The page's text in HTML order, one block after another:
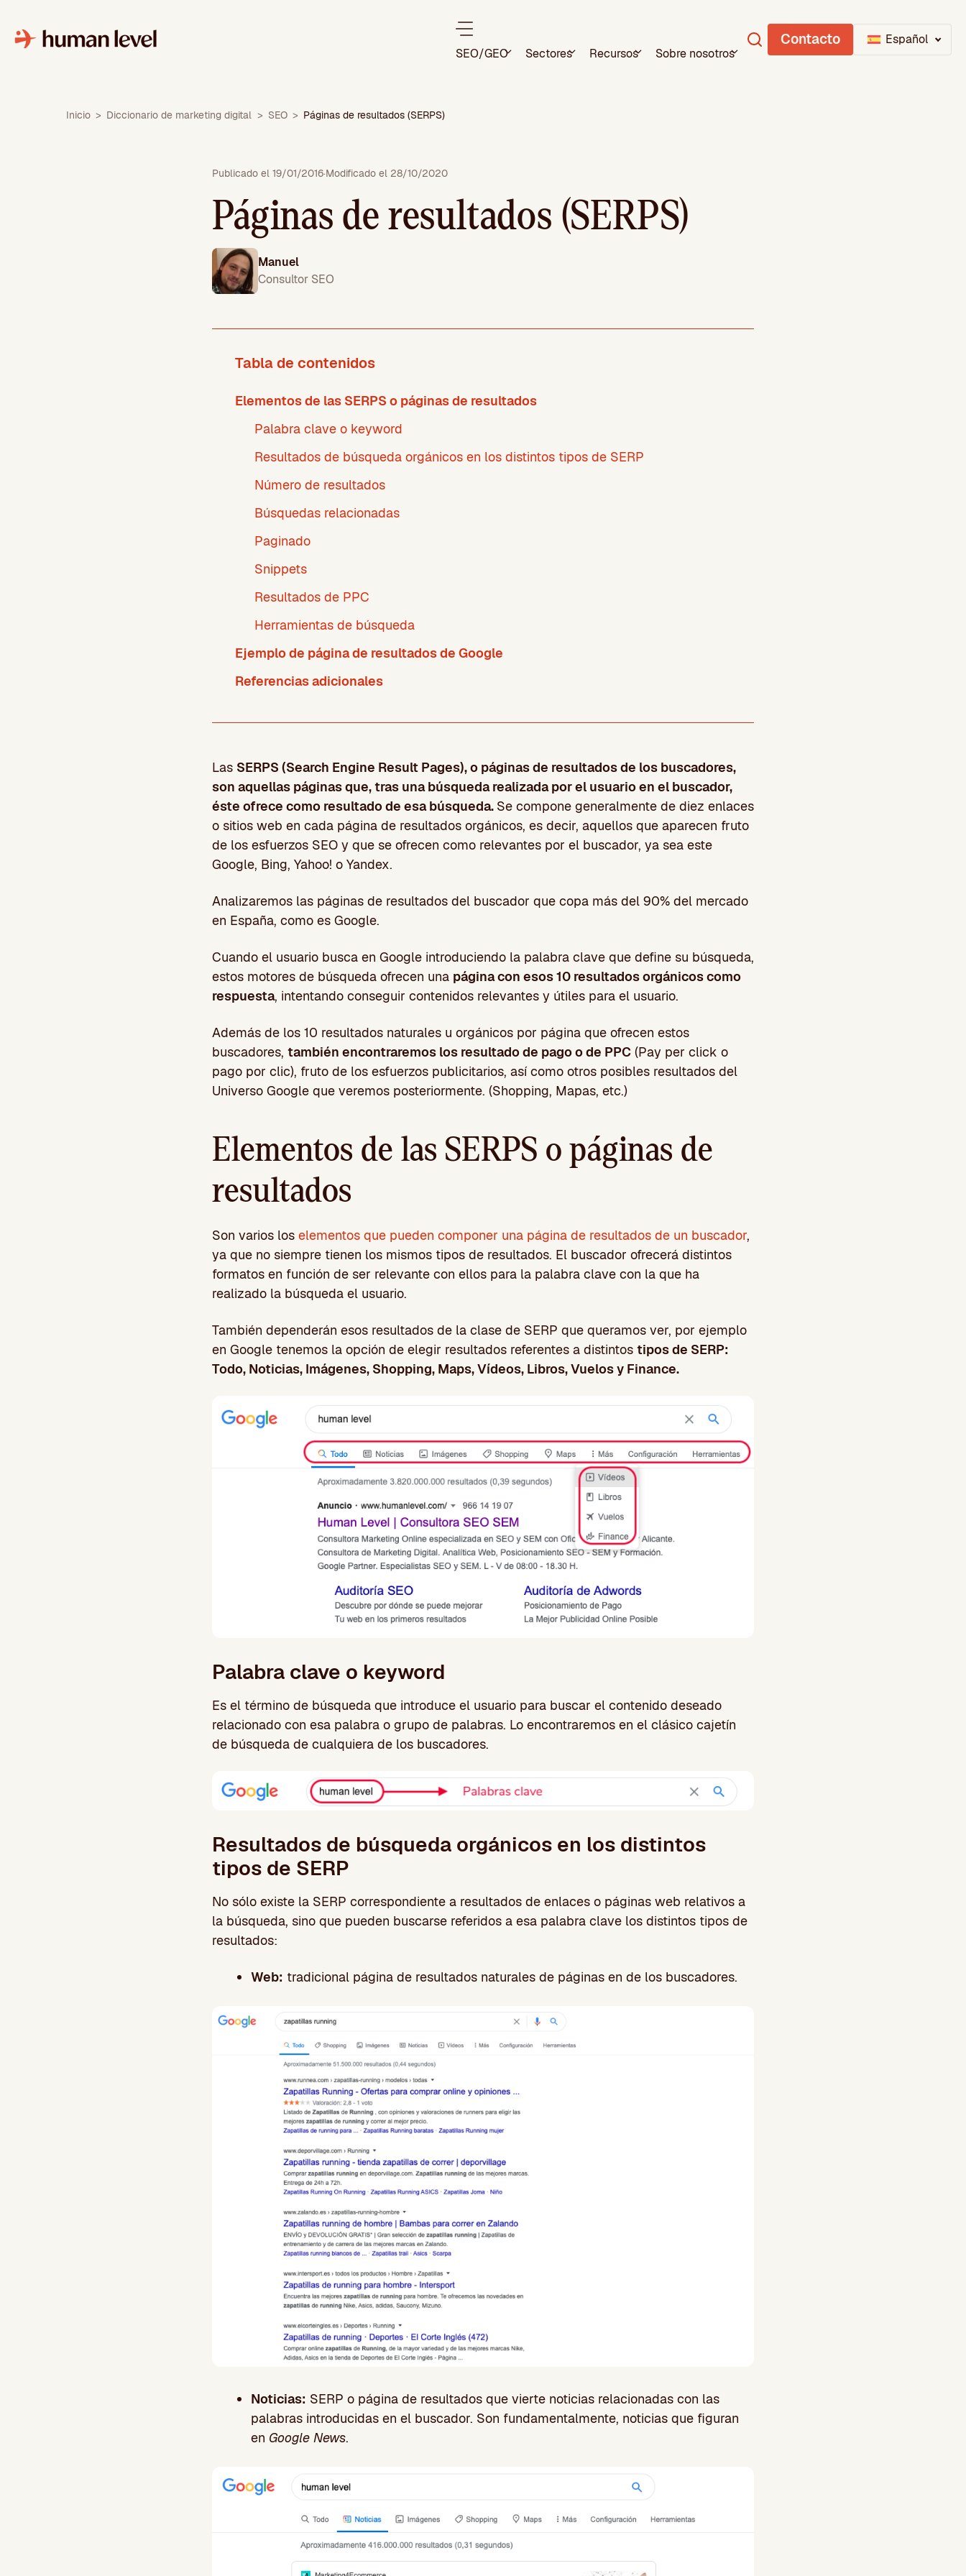
contenido
SEO/GEO Sectores Recursos Sobre nosotros
Contacto Español
Inicio > Diccionario de marketing digital > SEO > Páginas de resultados (SERPS)
Publicado el 19/01/2016·Modificado el 28/10/2020
Páginas de resultados (SERPS)
Manuel
Consultor SEO
Tabla de contenidos
Elementos de las SERPS o páginas de resultados
Palabra clave o keyword
Resultados de búsqueda orgánicos en los distintos tipos de SERP
Número de resultados
Búsquedas relacionadas
Paginado
Snippets
Resultados de PPC
Herramientas de búsqueda
Ejemplo de página de resultados de Google
Referencias adicionales
Las SERPS (Search Engine Result Pages), o páginas de resultados de los buscadores,
son aquellas páginas que, tras una búsqueda realizada por el usuario en el buscador,
éste ofrece como resultado de esa búsqueda. Se compone generalmente de diez enlaces
o sitios web en cada página de resultados orgánicos, es decir, aquellos que aparecen fruto
de los esfuerzos SEO y que se ofrecen como relevantes por el buscador, ya sea este
Google, Bing, Yahoo! o Yandex.
Analizaremos las páginas de resultados del buscador que copa más del 90% del mercado
en España, como es Google.
Cuando el usuario busca en Google introduciendo la palabra clave que define su búsqueda,
estos motores de búsqueda ofrecen una página con esos 10 resultados orgánicos como
respuesta, intentando conseguir contenidos relevantes y útiles para el usuario.
Además de los 10 resultados naturales u orgánicos por página que ofrecen estos
buscadores, también encontraremos los resultado de pago o de PPC (Pay per click o
pago por clic), fruto de los esfuerzos publicitarios, así como otros posibles resultados del
Universo Google que veremos posteriormente. (Shopping, Mapas, etc.)
Elementos de las SERPS o páginas de
resultados
Son varios los elementos que pueden componer una página de resultados de un buscador,
ya que no siempre tienen los mismos tipos de resultados. El buscador ofrecerá distintos
formatos en función de ser relevante con ellos para la palabra clave con la que ha
realizado la búsqueda el usuario.
También dependerán esos resultados de la clase de SERP que queramos ver, por ejemplo
en Google tenemos la opción de elegir resultados referentes a distintos tipos de SERP:
Todo, Noticias, Imágenes, Shopping, Maps, Vídeos, Libros, Vuelos y Finance.
Palabra clave o keyword
Es el término de búsqueda que introduce el usuario para buscar el contenido deseado
relacionado con esa palabra o grupo de palabras. Lo encontraremos en el clásico cajetín
de búsqueda de cualquiera de los buscadores.
Resultados de búsqueda orgánicos en los distintos
tipos de SERP
No sólo existe la SERP correspondiente a resultados de enlaces o páginas web relativos a
la búsqueda, sino que pueden buscarse referidos a esa palabra clave los distintos tipos de
resultados:
Web: tradicional página de resultados naturales de páginas en de los buscadores.
Noticias: SERP o página de resultados que vierte noticias relacionadas con las
palabras introducidas en el buscador. Son fundamentalmente, noticias que figuran
en Google News.